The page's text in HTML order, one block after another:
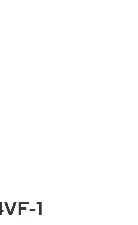
1